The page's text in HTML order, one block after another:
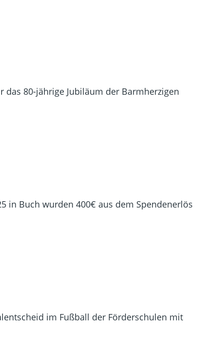
das 80-jährige Jubiläum der Barmherzigen
in Buch wurden 400€ aus dem Spendenerlös
im Fußball der Förderschulen mit